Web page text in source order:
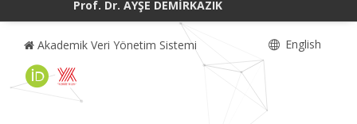
Prof. Dr. AYŞE DEMİRKAZIK
Akademik Veri Yönetim Sistemi English